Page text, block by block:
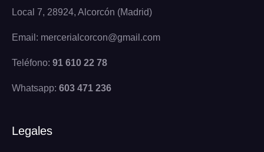
Local 7, 28924, Alcorcón (Madrid)
Email: mercerialcorcon@gmail.com
Teléfono: 91 610 22 78
Whatsapp: 603 471 236
Legales